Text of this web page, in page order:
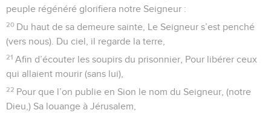
peuple régénéré glorifiera notre Seigneur :
20 Du haut de sa demeure sainte, Le Seigneur s’est penché
(vers nous). Du ciel, il regarde la terre,
21 Afin d’écouter les soupirs du prisonnier, Pour libérer ceux
qui allaient mourir (sans lui),
22 Pour que l’on publie en Sion le nom du Seigneur, (notre
Dieu,) Sa louange à Jérusalem,